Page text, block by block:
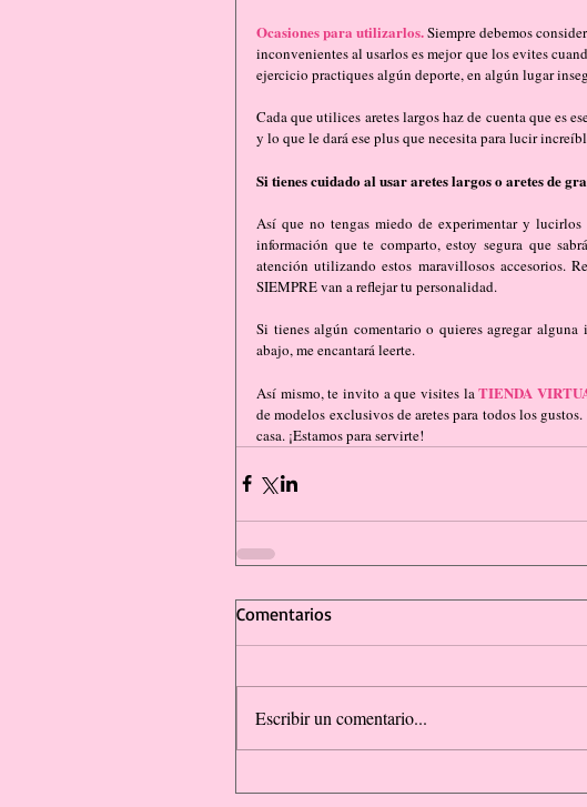
Ocasiones para utilizarlos. Siempre debemos
inconvenientes al usarlos es mejor que los evites
ejercicio practiques algún deporte, en algún lugar
Cada que utilices aretes largos haz de cuenta que es
y lo que le dará ese plus que necesita para lucir
Si tienes cuidado al usar aretes largos o aretes de
Así que no tengas miedo de experimentar y
información que te comparto, estoy segura que
atención utilizando estos maravillosos accesorios.
SIEMPRE van a reflejar tu personalidad.
Si tienes algún comentario o quieres agregar
abajo, me encantará leerte.
Así mismo, te invito a que visites la TIENDA
de modelos exclusivos de aretes para todos los
casa. ¡Estamos para servirte!
Comentarios
Escribir un comentario...